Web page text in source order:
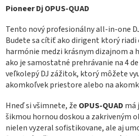
Pioneer Dj OPUS-QUAD
Tento nový profesionálny all-in-one
Budete sa cítiť ako dirigent ktorý riadi
harmónie medzi krásnym dizajnom a
ako je samostatné prehrávanie na 4
veľkolepý DJ zážitok, ktorý môžete
akomkoľvek priestore alebo na
Hneď si všimnete, že OPUS-QUAD má
šikmou hornou doskou a zakriveným
nielen vyzeral sofistikovane, ale aj